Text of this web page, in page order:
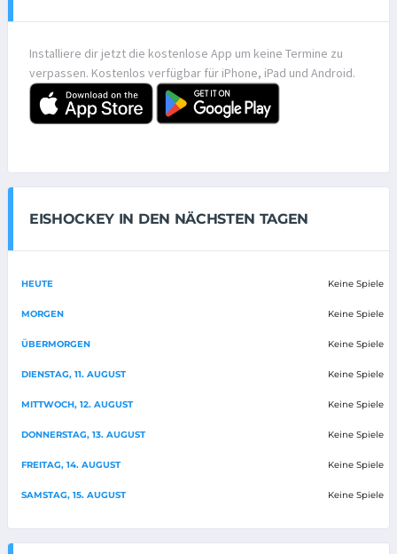
Installiere dir jetzt die kostenlose App um keine Termine zu
verpassen. Kostenlos verfügbar für iPhone, iPad und Android.
EISHOCKEY IN DEN NÄCHSTEN TAGEN
HEUTE Keine Spiele
MORGEN Keine Spiele
ÜBERMORGEN Keine Spiele
DIENSTAG, 11. AUGUST Keine Spiele
MITTWOCH, 12. AUGUST Keine Spiele
DONNERSTAG, 13. AUGUST Keine Spiele
FREITAG, 14. AUGUST Keine Spiele
SAMSTAG, 15. AUGUST Keine Spiele